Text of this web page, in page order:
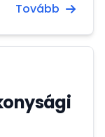
Tovább